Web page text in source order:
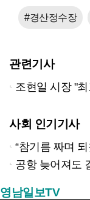
#경산정수장
관련기사
조현일 시장 "최
사회 인기기사
“참기름 짜며 되찾은 삶
공항 늦어져도 길
영남일보TV